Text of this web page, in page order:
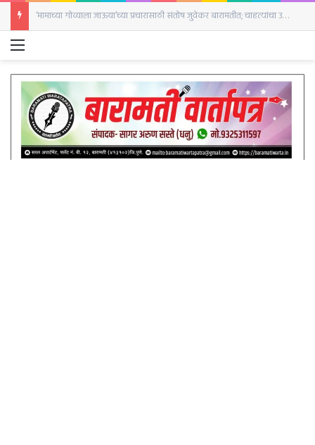
‘मामाच्या गोव्याला जाऊया’च्या प्रचारासाठी संतोष जुवेकर बारामतीत; चाहत्यांचा उत्स्फूर्त प्रतिसाद
Menu